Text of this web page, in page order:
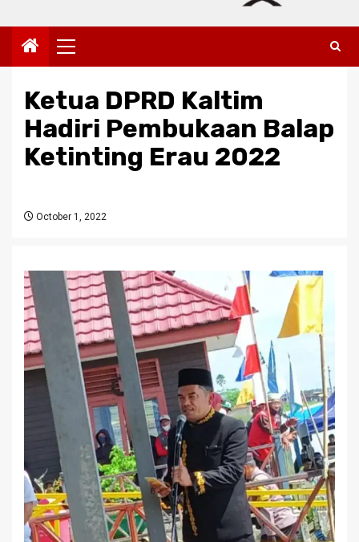
Primary
Menu
Ketua DPRD Kaltim
Hadiri Pembukaan Balap
Ketinting Erau 2022
October 1, 2022